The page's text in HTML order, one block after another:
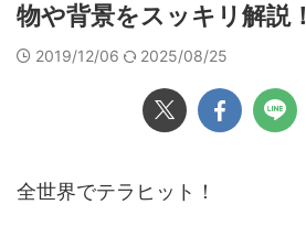
物や背景をスッキリ解説！
2019/12/06 2025/08/25
全世界でテラヒット！